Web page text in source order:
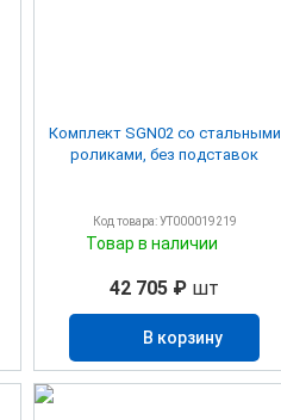
Комплект SGN02 со стальными
роликами, без подставок
Код товара: УТ000019219
Товар в наличии
42 705 ₽ шт
В корзину